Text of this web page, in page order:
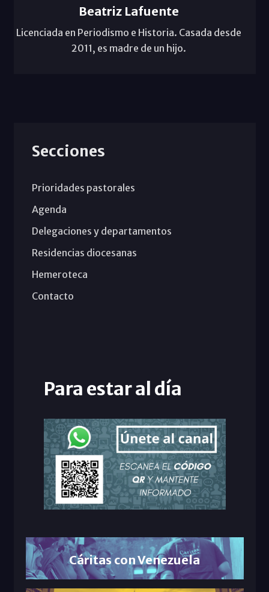
Beatriz Lafuente
Licenciada en Periodismo e Historia. Casada desde
2011, es madre de un hijo.
Secciones
Prioridades pastorales
Agenda
Delegaciones y departamentos
Residencias diocesanas
Hemeroteca
Contacto
Para estar al día
Cáritas con Venezuela